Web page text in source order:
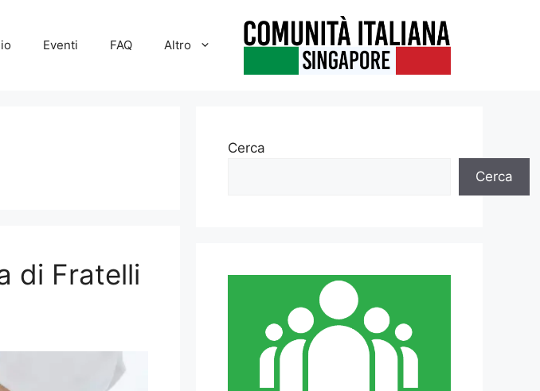
Eventi FAQ Altro
di Fratelli
Cerca
Cerca